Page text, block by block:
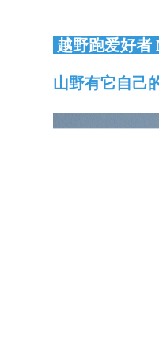
越野跑爱好者
山野有它自己